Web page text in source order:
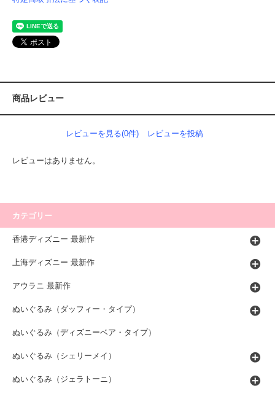
商品レビュー
レビューを見る(0件) レビューを投稿
レビューはありません。
カテゴリー
香港ディズニー 最新作
上海ディズニー 最新作
アウラニ 最新作
ぬいぐるみ（ダッフィー・タイプ）
ぬいぐるみ（ディズニーベア・タイプ）
ぬいぐるみ（シェリーメイ）
ぬいぐるみ（ジェラトーニ）